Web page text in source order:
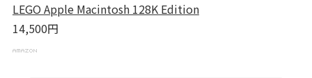
LEGO Apple Macintosh 128K Edition
14,500円